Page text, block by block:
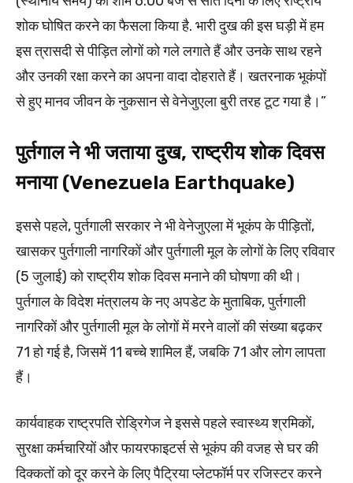
शोक घोषित करने का फैसला किया है. भारी दुख की इस घड़ी में हम
इस त्रासदी से पीड़ित लोगों को गले लगाते हैं और उनके साथ रहने
और उनकी रक्षा करने का अपना वादा दोहराते हैं। खतरनाक भूकंपों
से हुए मानव जीवन के नुकसान से वेनेजुएला बुरी तरह टूट गया है।”
पुर्तगाल ने भी जताया दुख, राष्ट्रीय शोक दिवस
मनाया (Venezuela Earthquake)
इससे पहले, पुर्तगाली सरकार ने भी वेनेजुएला में भूकंप के पीड़ितों,
खासकर पुर्तगाली नागरिकों और पुर्तगाली मूल के लोगों के लिए रविवार
(5 जुलाई) को राष्ट्रीय शोक दिवस मनाने की घोषणा की थी।
पुर्तगाल के विदेश मंत्रालय के नए अपडेट के मुताबिक, पुर्तगाली
नागरिकों और पुर्तगाली मूल के लोगों में मरने वालों की संख्या बढ़कर
71 हो गई है, जिसमें 11 बच्चे शामिल हैं, जबकि 71 और लोग लापता
हैं।
कार्यवाहक राष्ट्रपति रोड्रिगेज ने इससे पहले स्वास्थ्य श्रमिकों,
सुरक्षा कर्मचारियों और फायरफाइटर्स से भूकंप की वजह से घर की
दिक्कतों को दूर करने के लिए पैट्रिया प्लेटफॉर्म पर रजिस्टर करने